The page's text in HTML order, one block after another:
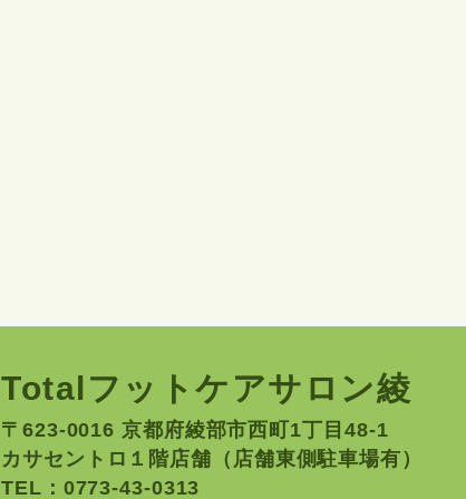
Totalフットケアサロン綾
〒623-0016 京都府綾部市西町1丁目48-1
カサセントロ１階店舗（店舗東側駐車場有）
TEL：0773-43-0313